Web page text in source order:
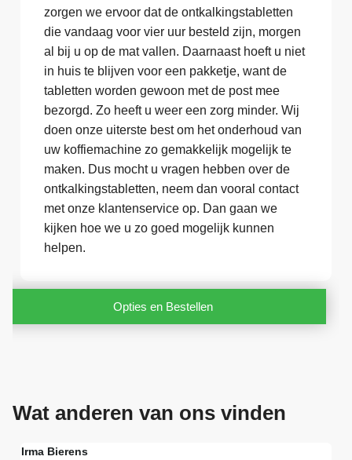
zorgen we ervoor dat de ontkalkingstabletten
die vandaag voor vier uur besteld zijn, morgen
al bij u op de mat vallen. Daarnaast hoeft u niet
in huis te blijven voor een pakketje, want de
tabletten worden gewoon met de post mee
bezorgd. Zo heeft u weer een zorg minder. Wij
doen onze uiterste best om het onderhoud van
uw koffiemachine zo gemakkelijk mogelijk te
maken. Dus mocht u vragen hebben over de
ontkalkingstabletten, neem dan vooral contact
met onze klantenservice op. Dan gaan we
kijken hoe we u zo goed mogelijk kunnen
helpen.
Opties en Bestellen
Wat anderen van ons vinden
Irma Bierens